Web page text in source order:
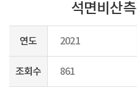
석면비산
연도 2021
조회수 861